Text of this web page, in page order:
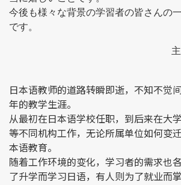
今後も様々な背景の学習者の皆さんの
です。
日本语教师的道路转瞬即逝，不知不觉
年的教学生涯。
从最初在日本语学校任职，到后来在大
等不同机构工作，无论所属单位如何变
本语教育。
随着工作环境的变化，学习者的需求也
了升学而学习日语，有人则为了就业而